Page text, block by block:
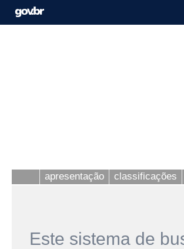
apresentação classificações
Este sistema de